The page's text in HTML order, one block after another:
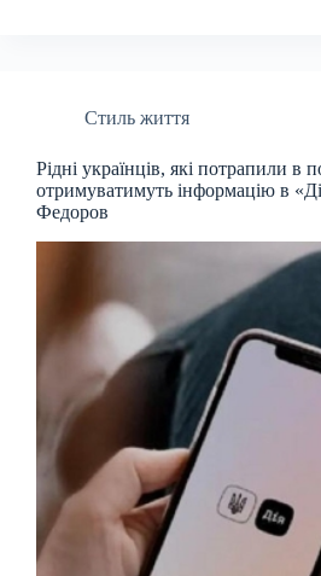
Стиль життя
Рідні українців, які потрапили в
отримуватимуть інформацію в
Федоров